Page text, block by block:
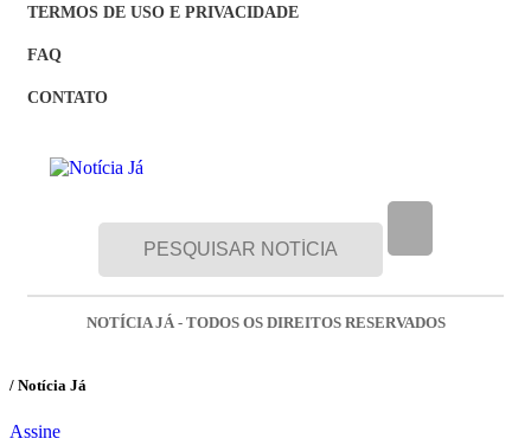
TERMOS DE USO E PRIVACIDADE
FAQ
CONTATO
NOTÍCIA JÁ - TODOS OS DIREITOS RESERVADOS
/ Notícia Já
Assine